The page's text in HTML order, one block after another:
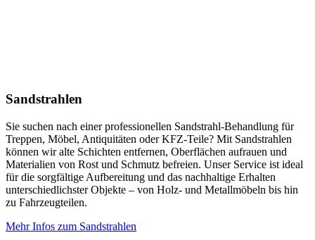
Sandstrahlen
Sie suchen nach einer professionellen Sandstrahl-Behandlung für
Treppen, Möbel, Antiquitäten oder KFZ-Teile? Mit Sandstrahlen
können wir alte Schichten entfernen, Oberflächen aufrauen und
Materialien von Rost und Schmutz befreien. Unser Service ist ideal
für die sorgfältige Aufbereitung und das nachhaltige Erhalten
unterschiedlichster Objekte – von Holz- und Metallmöbeln bis hin
zu Fahrzeugteilen.
Mehr Infos zum Sandstrahlen